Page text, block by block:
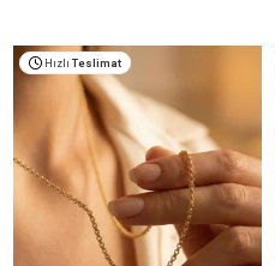
Hızlı Teslimat